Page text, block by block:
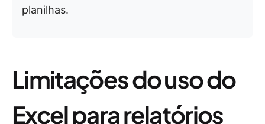
planilhas.
Limitações do uso do
Excel para relatórios